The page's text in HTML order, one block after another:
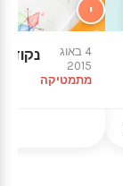
י
4 באוג
2015
מתמטיקה